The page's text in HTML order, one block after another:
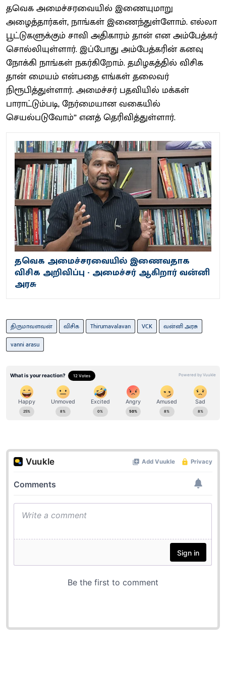
தவெக அமைச்சரவையில் இணையுமாறு
அழைத்தார்கள், நாங்கள் இணைந்துள்ளோம். எல்லா
பூட்டுகளுக்கும் சாவி அதிகாரம் தான் என அம்பேத்கர்
சொல்லியுள்ளார். இப்போது அம்பேத்கரின் கனவு
நோக்கி நாங்கள் நகர்கிறோம். தமிழகத்தில் விசிக
தான் மையம் என்பதை எங்கள் தலைவர்
நிரூபித்துள்ளார். அமைச்சர் பதவியில் மக்கள்
பாராட்டும்படி, நேர்மையான வகையில்
செயல்படுவோம்” எனத் தெரிவித்துள்ளார்.
தவெக அமைச்சரவையில் இணைவதாக
விசிக அறிவிப்பு - அமைச்சர் ஆகிறார் வன்னி
அரசு
திருமாவளவன் விசிக Thirumavalavan VCK
வன்னி அரசு
vanni arasu